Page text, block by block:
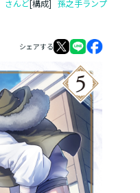
さんど[構成] 孫之手ランプ
シェアする